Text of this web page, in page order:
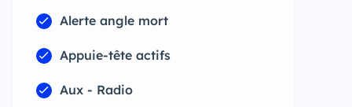
Alerte angle mort
Appuie-tête actifs
Aux - Radio